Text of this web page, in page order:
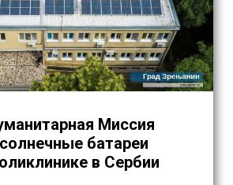
Миссия
батареи
в Сербии